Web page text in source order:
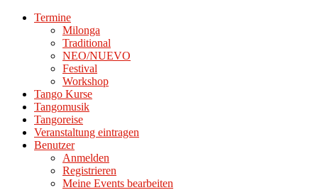
Termine
Milonga
Traditional
NEO/NUEVO
Festival
Workshop
Tango Kurse
Tangomusik
Tangoreise
Veranstaltung eintragen
Benutzer
Anmelden
Registrieren
Meine Events bearbeiten